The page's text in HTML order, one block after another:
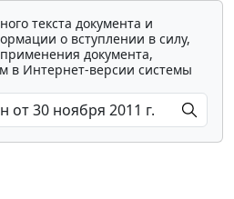
текста документа и
о вступлении в силу,
документа,
в Интернет-версии системы